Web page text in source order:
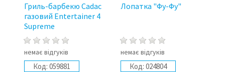
Гриль-барбекю Cadac
газовий Entertainer 4
Supreme
немає відгуків
Код: 059881
Лопатка "Фу-Фу"
немає відгуків
Код: 024804